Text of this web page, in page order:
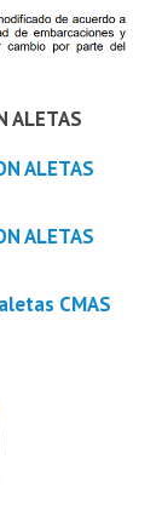
ALETAS
ALETAS
ALETAS
CMAS